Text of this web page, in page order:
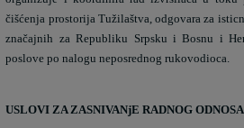
čišćenja prostorija Tužilaštva, odgovara za
značajnih za Republiku Srpsku i Bosnu i
poslove po nalogu neposrednog rukovodioca.
USLOVI ZA ZASNIVANjE RADNOG ODNOSA